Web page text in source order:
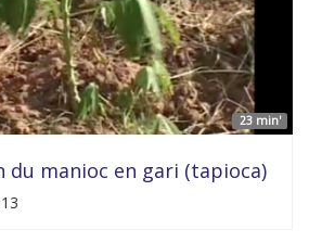
23 min'
manioc en gari (tapioca)